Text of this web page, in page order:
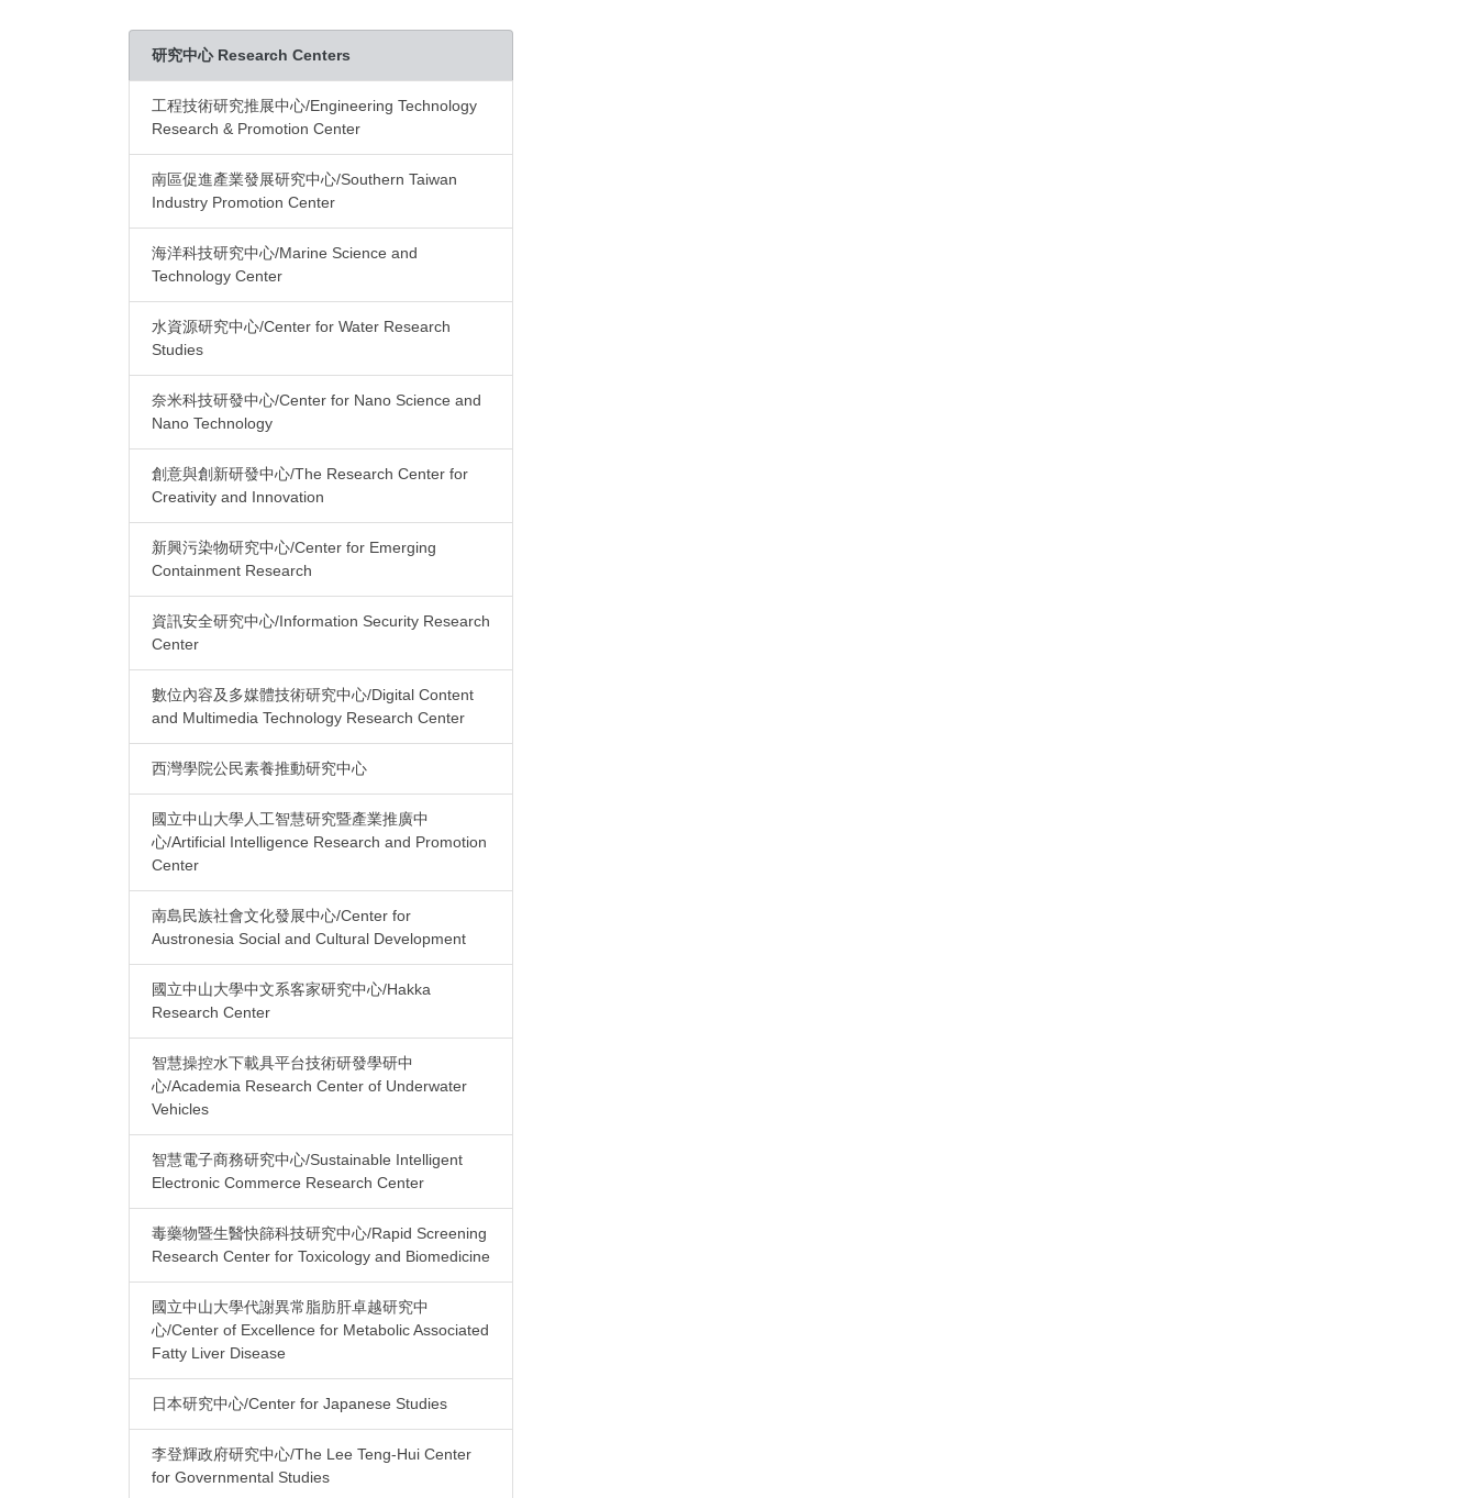
研究中心 Research Centers
工程技術研究推展中心/Engineering Technology
Research & Promotion Center
南區促進產業發展研究中心/Southern Taiwan
Industry Promotion Center
海洋科技研究中心/Marine Science and
Technology Center
水資源研究中心/Center for Water Research
Studies
奈米科技研發中心/Center for Nano Science and
Nano Technology
創意與創新研發中心/The Research Center for
Creativity and Innovation
新興污染物研究中心/Center for Emerging
Containment Research
資訊安全研究中心/Information Security Research
Center
數位內容及多媒體技術研究中心/Digital Content
and Multimedia Technology Research Center
西灣學院公民素養推動研究中心
國立中山大學人工智慧研究暨產業推廣中
心/Artificial Intelligence Research and Promotion
Center
南島民族社會文化發展中心/Center for
Austronesia Social and Cultural Development
國立中山大學中文系客家研究中心/Hakka
Research Center
智慧操控水下載具平台技術研發學研中
心/Academia Research Center of Underwater
Vehicles
智慧電子商務研究中心/Sustainable Intelligent
Electronic Commerce Research Center
毒藥物暨生醫快篩科技研究中心/Rapid Screening
Research Center for Toxicology and Biomedicine
國立中山大學代謝異常脂肪肝卓越研究中
心/Center of Excellence for Metabolic Associated
Fatty Liver Disease
日本研究中心/Center for Japanese Studies
李登輝政府研究中心/The Lee Teng-Hui Center
for Governmental Studies